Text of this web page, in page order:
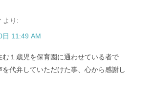
より:
日 11:49 AM
む１歳児を保育園に通わせている者で
を代弁していただけた事、心から感謝し